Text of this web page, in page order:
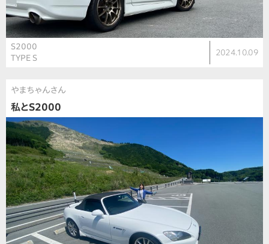
S2000
TYPE S
2024.10.09
やまちゃんさん
私とS2000